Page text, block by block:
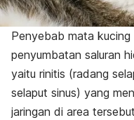
Penyebab mata kucing
penyumbatan saluran
yaitu rinitis (radang
selaput sinus) yang
jaringan di area